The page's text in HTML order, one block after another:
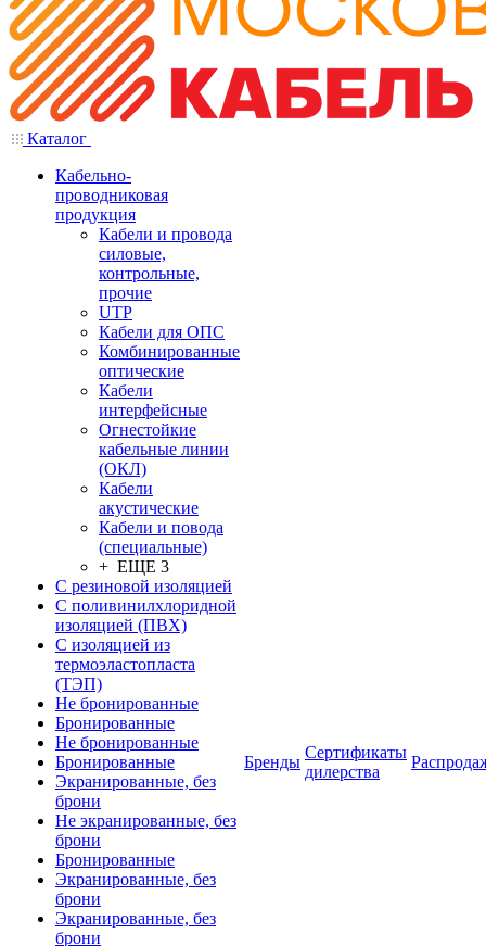
Каталог
Кабельно-
проводниковая
продукция
Кабели и провода
силовые,
контрольные,
прочие
UTP
Кабели для ОПС
Комбинированные
оптические
Кабели
интерфейсные
Огнестойкие
кабельные линии
(ОКЛ)
Кабели
акустические
Кабели и повода
(специальные)
+ ЕЩЕ 3
С резиновой изоляцией
С поливинилхлоридной
изоляцией (ПВХ)
С изоляцией из
термоэластопласта
(ТЭП)
Не бронированные
Бронированные
Не бронированные
Бронированные
Экранированные, без
брони
Не экранированные, без
брони
Бронированные
Экранированные, без
брони
Экранированные, без
брони
Бренды
Сертификаты
дилерства